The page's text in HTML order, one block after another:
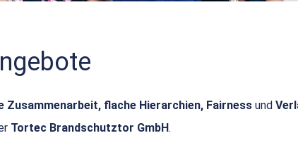
flache Hierarchien, Fairness und
Tortec Brandschutztor GmbH.